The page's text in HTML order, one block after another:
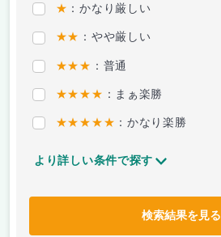
★ ：かなり厳しい
★★ ：やや厳しい
★★★ ：普通
★★★★ ：まぁ楽勝
★★★★★ ：かなり楽勝
より詳しい条件で探す
検索結果を見る